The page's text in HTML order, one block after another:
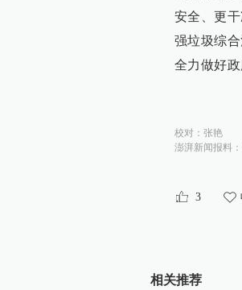
安全、更干
强垃圾综合
全力做好政
校对： 张艳
澎湃新闻报料：
3
相关推荐